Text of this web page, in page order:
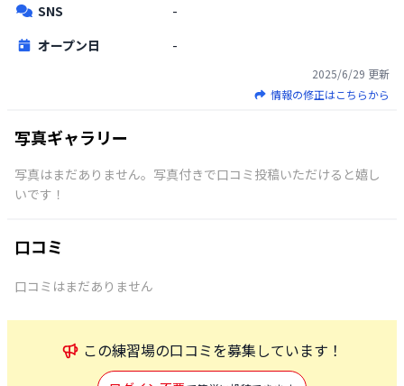
SNS
-
オープン日
-
2025/6/29 更新
情報の修正はこちらから
写真ギャラリー
写真はまだありません。写真付きで口コミ投稿いただけると嬉し
いです！
口コミ
口コミはまだありません
この練習場の口コミを募集しています！